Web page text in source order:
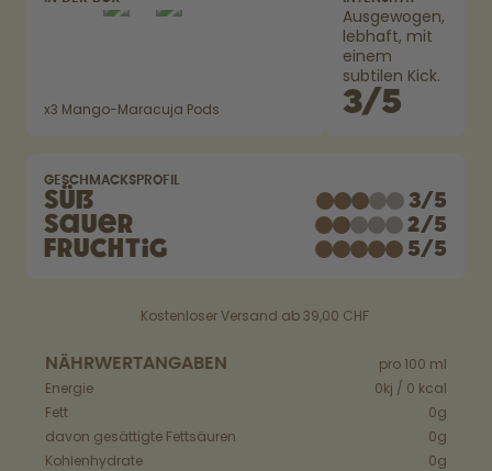
Design Edition:
createdbygabe × air up®
Flaschen vergleichen
x3 Mango-Maracuja Pods
Ausgewogen,
lebhaft, mit
einem
subtilen Kick.
3/5
GESCHMACKSPROFIL
Süß 3/5
Sauer 2/5
Fruchtig 5/5
Kostenloser Versand ab 39,00 CHF
NÄHRWERTANGABEN
pro 100 ml
Energie
0kj / 0 kcal
Fett
0g
davon gesättigte Fettsäuren
0g
Kohlenhydrate
0g